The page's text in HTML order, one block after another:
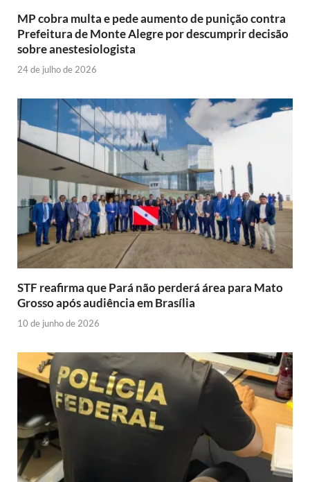
MP cobra multa e pede aumento de punição contra
Prefeitura de Monte Alegre por descumprir decisão
sobre anestesiologista
24 de julho de 2026
STF reafirma que Pará não perderá área para Mato
Grosso após audiência em Brasília
10 de junho de 2026